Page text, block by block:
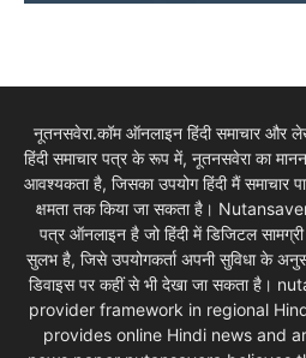
नूतनसवेरा.कॉम ऑनलाइन हिंदी समाचार और
हिंदी समाचार पत्र के रूप में, नूतनसवेरा का
आवश्यकता है, जिसका उपयोग हिंदी मैं समाचार
क्षमता तक किया जा सकता है।
पत्र ऑनलाइन है जो हिंदी में डिजिटल
सुलभ है, जिसे उपयोगकर्ता अपनी सुविधा के
डिवाइस पर कहीं से भी देखा जा सकता है।
provider framework in regional
provides online Hindi news and